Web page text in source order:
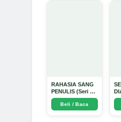
RAHASIA SANG
PENULIS (Seri 1)
- Arda Dinata
Beli / Baca